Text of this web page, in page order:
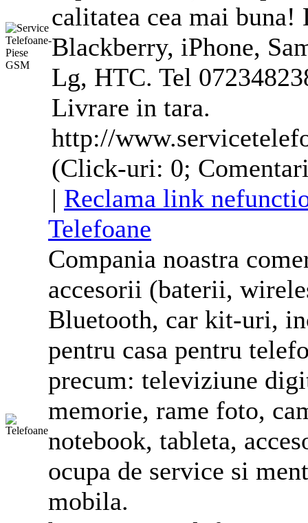
calitatea cea mai
Blackberry, iPhone,
Lg, HTC. Tel
Livrare in tara.
http://
(Click-uri: 0;
| Reclama link
Telefoane
Compania noastra
accesorii (baterii,
Bluetooth, car kit-uri,
pentru casa pentru
precum: televiziune
memorie, rame foto,
notebook, tableta,
ocupa de service si
mobila.